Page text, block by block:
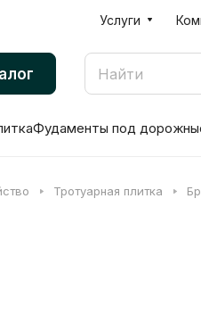
Услуги
Фудаменты под
Тротуарная плитка